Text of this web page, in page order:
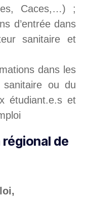
Caces,…) ;
d’entrée dans
sanitaire et
dans les
ou du
étudiant.e.s et
régional de